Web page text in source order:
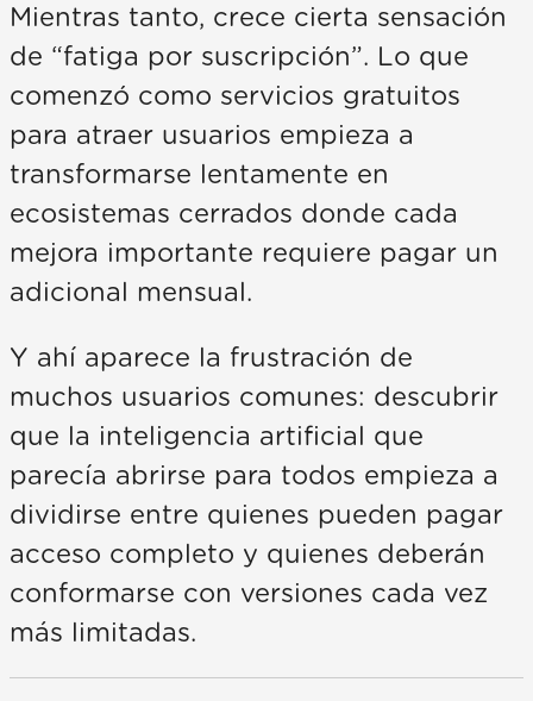
Mientras tanto, crece cierta sensación
de “fatiga por suscripción”. Lo que
comenzó como servicios gratuitos
para atraer usuarios empieza a
transformarse lentamente en
ecosistemas cerrados donde cada
mejora importante requiere pagar un
adicional mensual.
Y ahí aparece la frustración de
muchos usuarios comunes: descubrir
que la inteligencia artificial que
parecía abrirse para todos empieza a
dividirse entre quienes pueden pagar
acceso completo y quienes deberán
conformarse con versiones cada vez
más limitadas.